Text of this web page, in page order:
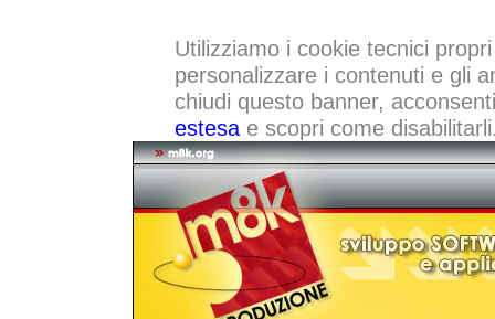
Utilizziamo i cookie tecnici
personalizzare i contenuti e gli
chiudi questo banner,
estesae scopri come